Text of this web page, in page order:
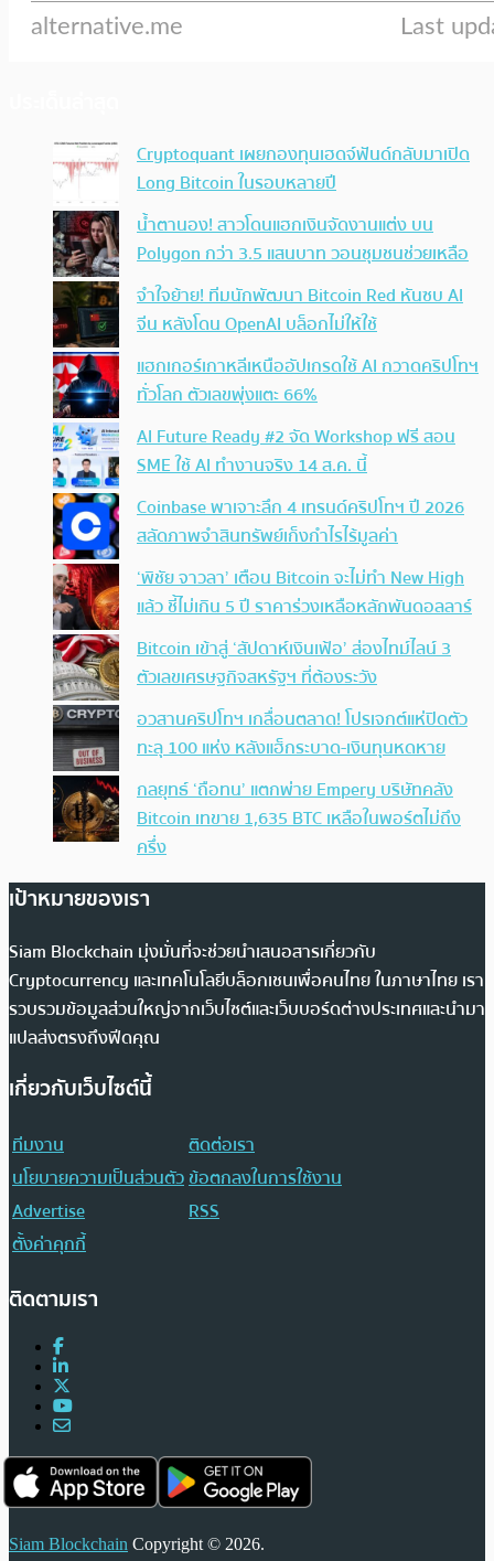
Cryptoquant เผยกองทุนเฮดจ์ฟันด์กลับมาเปิด
Long Bitcoin ในรอบหลายปี
น้ำตานอง! สาวโดนแฮกเงินจัดงานแต่ง บน
Polygon กว่า 3.5 แสนบาท วอนชุมชนช่วยเหลือ
จำใจย้าย! ทีมนักพัฒนา Bitcoin Red หันซบ AI
จีน หลังโดน OpenAI บล็อกไม่ให้ใช้
แฮกเกอร์เกาหลีเหนืออัปเกรดใช้ AI กวาดคริปโทฯ
ทั่วโลก ตัวเลขพุ่งแตะ 66%
AI Future Ready #2 จัด Workshop ฟรี สอน
SME ใช้ AI ทำงานจริง 14 ส.ค. นี้
Coinbase พาเจาะลึก 4 เทรนด์คริปโทฯ ปี 2026
สลัดภาพจำสินทรัพย์เก็งกำไรไร้มูลค่า
‘พิชัย จาวลา’ เตือน Bitcoin จะไม่ทำ New High
แล้ว ชี้ไม่เกิน 5 ปี ราคาร่วงเหลือหลักพันดอลลาร์
Bitcoin เข้าสู่ ‘สัปดาห์เงินเฟ้อ’ ส่องไทม์ไลน์ 3
ตัวเลขเศรษฐกิจสหรัฐฯ ที่ต้องระวัง
อวสานคริปโทฯ เกลื่อนตลาด! โปรเจกต์แห่ปิดตัว
ทะลุ 100 แห่ง หลังแฮ็กระบาด-เงินทุนหดหาย
กลยุทธ์ ‘ถือทน’ แตกพ่าย Empery บริษัทคลัง
Bitcoin เทขาย 1,635 BTC เหลือในพอร์ตไม่ถึง
ครึ่ง
เป้าหมายของเรา
Siam Blockchain มุ่งมั่นที่จะช่วยนำเสนอสารเกี่ยวกับ
Cryptocurrency และเทคโนโลยีบล็อกเชนเพื่อคนไทย ในภาษาไทย เรา
รวบรวมข้อมูลส่วนใหญ่จากเว็บไซต์และเว็บบอร์ดต่างประเทศและนำมา
แปลส่งตรงถึงฟีดคุณ
เกี่ยวกับเว็บไซต์นี้
ทีมงาน
ติดต่อเรา
นโยบายความเป็นส่วนตัวข้อตกลงในการใช้งาน
Advertise
RSS
ตั้งค่าคุกกี้
ติดตามเรา
Siam Blockchain Copyright © 2026.